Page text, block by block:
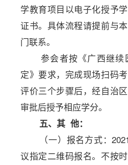
学教育项目以电子化授予
证书。具体流程请提前与
门联系。
参会者按《广西继
定》要求，完成现场扫码
评价三个步骤后，经自治
审批后授予相应学分。
五、其 他：
（一）报名方式：
议指定二维码报名。不按